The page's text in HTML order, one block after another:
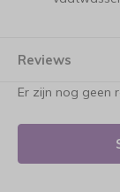
Reviews
Er zijn nog geen